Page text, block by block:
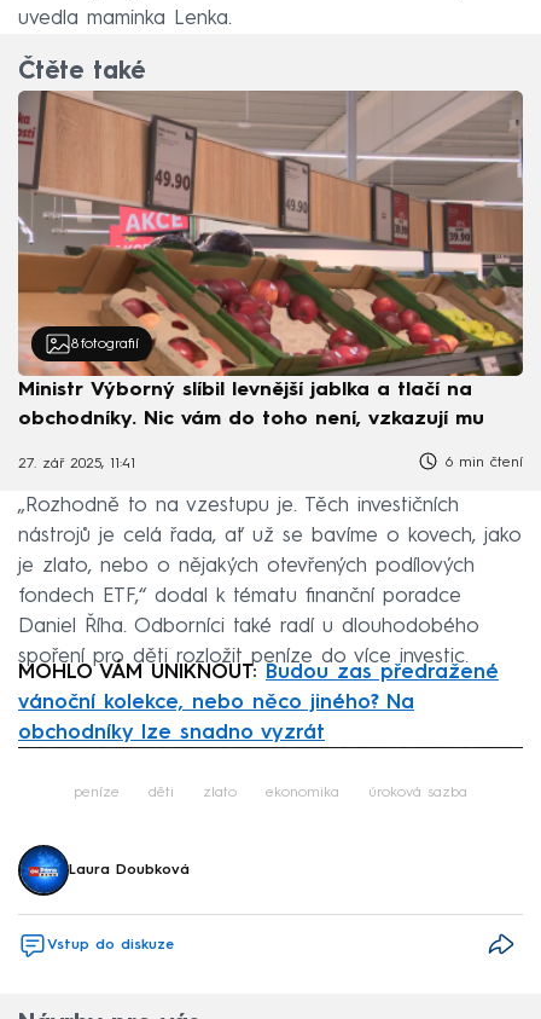
uvedla maminka Lenka.
Čtěte také
8 fotografií
Ministr Výborný slíbil levnější jablka a tlačí na
obchodníky. Nic vám do toho není, vzkazují mu
27. zář 2025, 11:41 6 min čtení
„Rozhodně to na vzestupu je. Těch investičních
nástrojů je celá řada, ať už se bavíme o kovech, jako
je zlato, nebo o nějakých otevřených podílových
fondech ETF,“ dodal k tématu finanční poradce
Daniel Říha. Odborníci také radí u dlouhodobého
spoření pro děti rozložit peníze do více investic.
MOHLO VÁM UNIKNOUT:
Budou zas předražené
vánoční kolekce, nebo něco jiného? Na
obchodníky lze snadno vyzrát
peníze děti zlato ekonomika úroková sazba
Laura Doubková
Vstup do diskuze